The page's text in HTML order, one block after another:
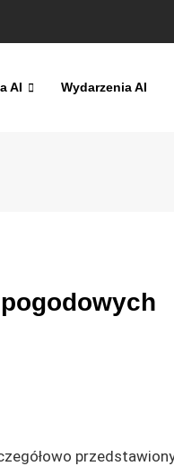
AI Wydarzenia AI